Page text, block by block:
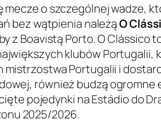
mecze o szczególnej wadze,
bez wątpienia należąO
z Boavistą Porto. O
klubów Portugalii,
Portugalii i
również budzą
pojedynki na Estádio do
2025/2026.